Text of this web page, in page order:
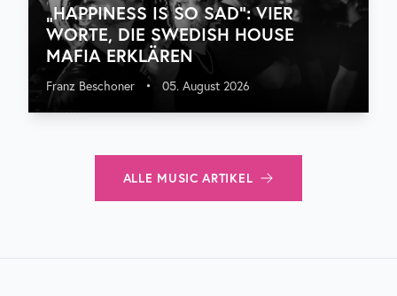
„HAPPINESS IS SO SAD“: VIER
WORTE, DIE SWEDISH HOUSE
MAFIA ERKLÄREN
Franz Beschoner • 05. August 2026
ALLE MUSIC ARTIKEL